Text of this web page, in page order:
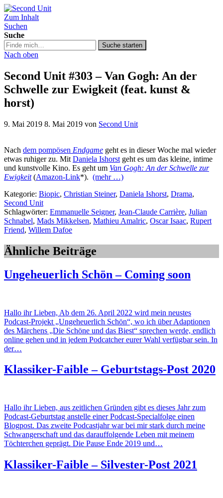
Second Unit
Zum Inhalt
Suchen
Suche
Suche
in
podcast.de/
Suche starten
Nach oben
Second Unit #303 – Van Gogh: An der
Schwelle zur Ewigkeit (feat. kunst &
horst)
9. Mai 2019 8. Mai 2019 von Second Unit
Nach dem pompösen Endgame geht es in dieser Woche mal wieder
etwas ruhiger zu. Mit Daniela Ishorst geht es um das kleine, intime
und kunstvolle Kino. Es geht um Van Gogh: An der Schwelle zur
Ewigkeit(Amazon-Link*). (mehr …)
Kategorie: Biopic, Christian Steiner, Daniela Ishorst, Drama,
Second Unit
Schlagwörter: Emmanuelle Seigner, Jean-Claude Carrière, Julian
Schnabel, Mads Mikkelsen, Mathieu Amalric, Oscar Isaac, Rupert
Friend, Willem Dafoe
Ähnliche Beiträge
Ungeheuerlich Schön – Coming soon
Hallo ihr Lieben, Ab dem 26. April 2022 wird mein neustes
Podcast-Projekt „Ungeheuerlich Schön“, wo ich über Adaptionen
des Märchens „Die Schöne und das Biest“ sprechen werde, endlich
online gehen und in jedem Podcatcher eurer Wahl verfügbar sein. In
der…
Klassiker-Faible – Geburtstags-Post 2020
Hallo ihr Lieben, aus zeitlichen Gründen gibt es dieses Jahr zum
Podcast-Geburtstag anstelle einer Podcast-Specialfolge einen
Blogpost. Das zweite Podcastjahr war bei mir stark durch meine
Schwangerschaft und das darauffolgende Leben mit meinem
Töchterchen geprägt. Die Pause Ende 2019 und…
Klassiker-Faible – Silvester-Post 2021